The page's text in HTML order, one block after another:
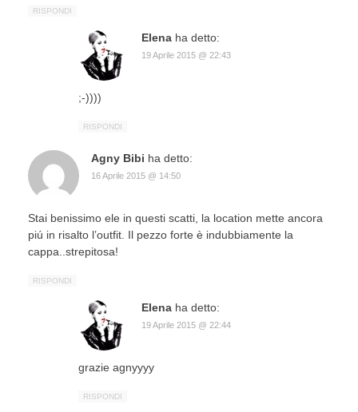
RISPONDI
Elena ha detto:
19 Aprile 2015 @ 22:43
;-))))
RISPONDI
Agny Bibi ha detto:
16 Aprile 2015 @ 14:50
Stai benissimo ele in questi scatti, la location mette ancora
piú in risalto l’outfit. Il pezzo forte è indubbiamente la
cappa..strepitosa!
RISPONDI
Elena ha detto:
19 Aprile 2015 @ 22:44
grazie agnyyyy
RISPONDI